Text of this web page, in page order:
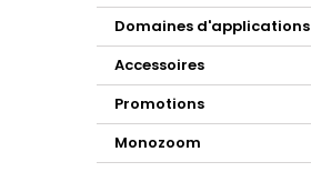
Domaines d'applications
Accessoires
Promotions
Monozoom